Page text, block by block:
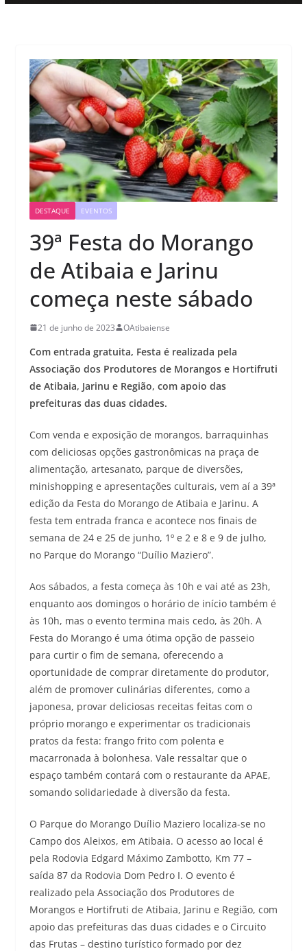
DESTAQUE EVENTOS
39ª Festa do Morango
de Atibaia e Jarinu
começa neste sábado
21 de junho de 2023 OAtibaiense
Com entrada gratuita, Festa é realizada pela
Associação dos Produtores de Morangos e Hortifruti
de Atibaia, Jarinu e Região, com apoio das
prefeituras das duas cidades.
Com venda e exposição de morangos, barraquinhas
com deliciosas opções gastronômicas na praça de
alimentação, artesanato, parque de diversões,
minishopping e apresentações culturais, vem aí a 39ª
edição da Festa do Morango de Atibaia e Jarinu. A
festa tem entrada franca e acontece nos finais de
semana de 24 e 25 de junho, 1º e 2 e 8 e 9 de julho,
no Parque do Morango “Duílio Maziero”.
Aos sábados, a festa começa às 10h e vai até as 23h,
enquanto aos domingos o horário de início também é
às 10h, mas o evento termina mais cedo, às 20h. A
Festa do Morango é uma ótima opção de passeio
para curtir o fim de semana, oferecendo a
oportunidade de comprar diretamente do produtor,
além de promover culinárias diferentes, como a
japonesa, provar deliciosas receitas feitas com o
próprio morango e experimentar os tradicionais
pratos da festa: frango frito com polenta e
macarronada à bolonhesa. Vale ressaltar que o
espaço também contará com o restaurante da APAE,
somando solidariedade à diversão da festa.
O Parque do Morango Duílio Maziero localiza-se no
Campo dos Aleixos, em Atibaia. O acesso ao local é
pela Rodovia Edgard Máximo Zambotto, Km 77 –
saída 87 da Rodovia Dom Pedro I. O evento é
realizado pela Associação dos Produtores de
Morangos e Hortifruti de Atibaia, Jarinu e Região, com
apoio das prefeituras das duas cidades e o Circuito
das Frutas – destino turístico formado por dez